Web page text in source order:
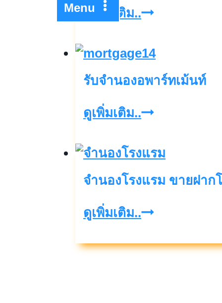
Menuดูเพิ่มเติม..contact-
รับจำนองอพาร์ทเม้นท์
ดูเพิ่มเติม..รับ
นอ
พาร์
ท
ท์
จำนองโรงแรม ขายฝา
ดูเพิ่มเติม..จำนอง
ขาย